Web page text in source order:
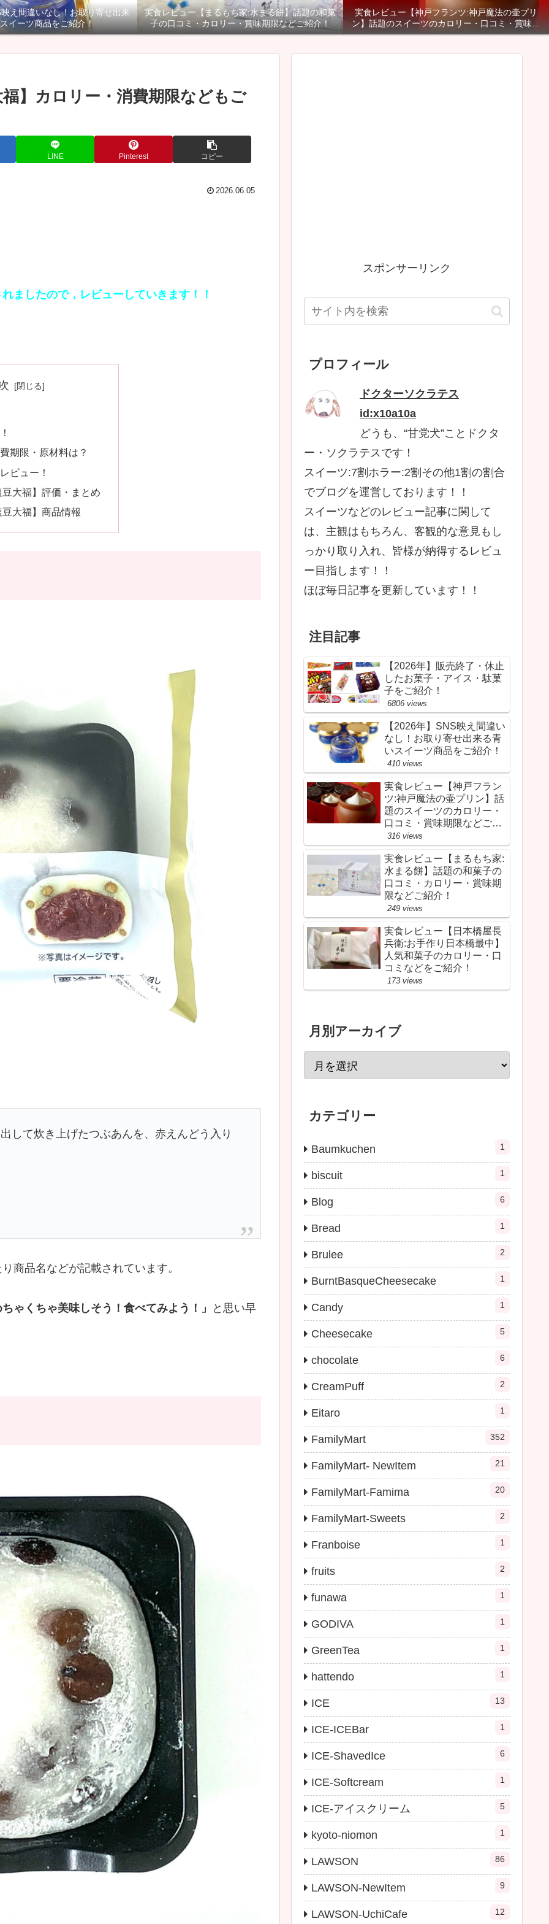
え間違いなし！お取り寄せ出来
イーツ商品をご紹介！
実食レビュー【まるもち家:水まる餅】話題の和菓
子の口コミ・カロリー・賞味期限などご紹介！
実食レビュー【神戸フランツ:神戸魔法の壷プリ
ン】話題のスイーツのカロリー・口コミ・賞味期
限などご紹介！
】カロリー・消費期限などもご
LINE Pinterest コピー
2026.06.05
ましたので，レビューしていきます！！
期限・原材料は？
ビュー！
大福】評価・まとめ
大福】商品情報
して炊き上げたつぶあんを、赤えんどう入り
商品名などが記載されています。
ゃくちゃ美味しそう！食べてみよう！」 と思い早
スポンサーリンク
プロフィール
ドクターソクラテス
id:x10a10a
どうも、“甘党犬”ことドクタ
ー・ソクラテスです！
スイーツ:7割ホラー:2割その他1割の割合
でブログを運営しております！！
スイーツなどのレビュー記事に関して
は、主観はもちろん、客観的な意見もし
っかり取り入れ、皆様が納得するレビュ
ー目指します！！
ほぼ毎日記事を更新しています！！
注目記事
【2026年】販売終了・休止
したお菓子・アイス・駄菓
子をご紹介！
6806 views
【2026年】SNS映え間違い
なし！お取り寄せ出来る青
いスイーツ商品をご紹介！
410 views
実食レビュー【神戸フラン
ツ:神戸魔法の壷プリン】話
題のスイーツのカロリー・
口コミ・賞味期限などご紹
介！
316 views
実食レビュー【まるもち家:
水まる餅】話題の和菓子の
口コミ・カロリー・賞味期
限などご紹介！
249 views
実食レビュー【日本橋屋長
兵衛:お手作り日本橋最中】
人気和菓子のカロリー・口
コミなどをご紹介！
173 views
月別アーカイブ
カテゴリー
Baumkuchen 1
biscuit 1
Blog 6
Bread 1
Brulee 2
BurntBasqueCheesecake 1
Candy 1
Cheesecake 5
chocolate 6
CreamPuff 2
Eitaro 1
FamilyMart 352
FamilyMart- NewItem 21
FamilyMart-Famima 20
FamilyMart-Sweets 2
Franboise 1
fruits 2
funawa 1
GODIVA 1
GreenTea 1
hattendo 1
ICE 13
ICE-ICEBar 1
ICE-ShavedIce 6
ICE-Softcream 1
ICE-アイスクリーム 5
kyoto-niomon 1
LAWSON 86
LAWSON-NewItem 9
LAWSON-UchiCafe 12